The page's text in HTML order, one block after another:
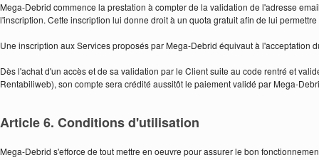
Mega-Debrid commence la prestation à compter de la validation de l'adresse
l'inscription. Cette inscription lui donne droit à un quota gratuit afin de lui
Une inscription aux Services proposés par Mega-Debrid équivaut à l'acceptation
Dès l'achat d'un accès et de sa validation par le Client suite au code rentré et
Rentabiliweb), son compte sera crédité aussitôt le paiement validé par Mega-
Article 6. Conditions d'utilisation
Mega-Debrid s'efforce de tout mettre en oeuvre pour assurer le bon